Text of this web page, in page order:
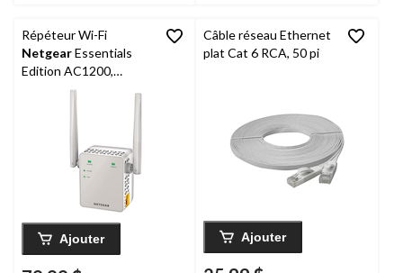
Répéteur Wi-Fi
NetgearEssentials
Edition AC1200,
Ajouter
Câble réseau Ethernet
plat Cat 6 RCA, 50 pi
Ajouter